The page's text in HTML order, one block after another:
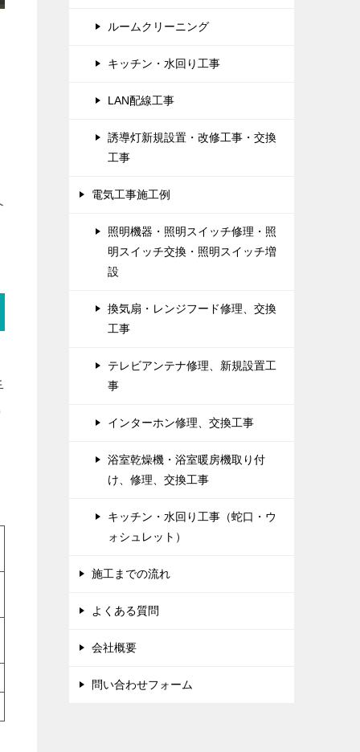
ルームクリーニング
キッチン・水回り工事
LAN配線工事
誘導灯新規設置・改修工事・交換
工事
電気工事施工例
照明機器・照明スイッチ修理・照
明スイッチ交換・照明スイッチ増
設
換気扇・レンジフード修理、交換
工事
テレビアンテナ修理、新規設置工
事
インターホン修理、交換工事
浴室乾燥機・浴室暖房機取り付
け、修理、交換工事
キッチン・水回り工事（蛇口・ウ
ォシュレット）
施工までの流れ
よくある質問
会社概要
問い合わせフォーム